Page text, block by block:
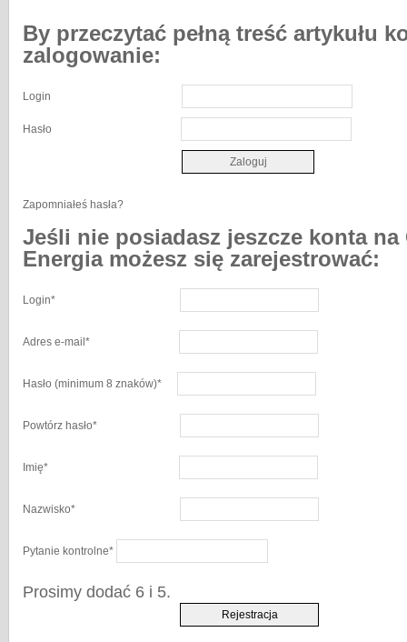
By przeczytać pełną treść artykułu
zalogowanie:
Login
Hasło
Zapomniałeś hasła?
Jeśli nie posiadasz jeszcze konta na
Energia możesz się zarejestrować:
Login*
Adres e-mail *
Hasło (minimum 8 znaków)*
Powtórz hasło*
Imię*
Nazwisko*
Pytanie kontrolne*
Prosimy dodać 6 i 5.